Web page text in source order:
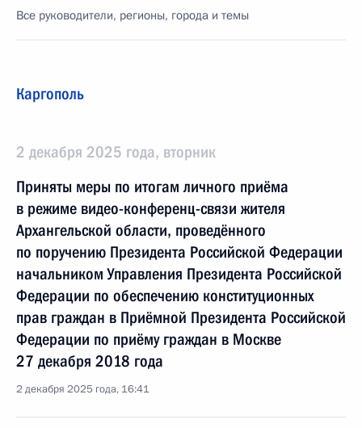
Все руководители, регионы, города и темы
Каргополь
2 декабря 2025 года, вторник
Приняты меры по итогам личного приёма
в режиме видео-конференц-связи жителя
Архангельской области, проведённого
по поручению Президента Российской Федерации
начальником Управления Президента Российской
Федерации по обеспечению конституционных
прав граждан в Приёмной Президента Российской
Федерации по приёму граждан в Москве
27 декабря 2018 года
2 декабря 2025 года, 16:41